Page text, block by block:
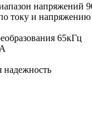
напряжений
току и напряжению
65кГц
надежность